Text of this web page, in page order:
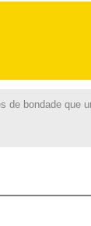
de bondade que